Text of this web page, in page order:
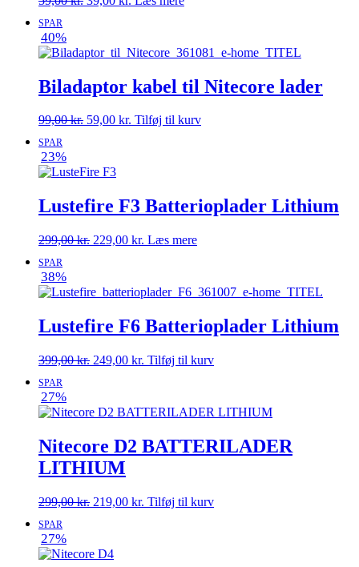
59,00 kr..39,00 kr..
SPAR
40%
Biladaptor kabel til Nitecore lader
99,00kr. Den
99,00 kr..
59,00 kr. Den
Tilføj til kurv
SPAR
23%
Lustefire F3 Batterioplader Lithium
299,00kr. Den
299,00 kr..
229,00 kr. Den
229,00 kr..
Læs mere
SPAR
38%
Lustefire F6 Batterioplader Lithium
399,00kr. Den
399,00 kr..
249,00 kr. Den
249,00 kr..
Tilføj til kurv
SPAR
27%
Nitecore D2 BATTERILADER
LITHIUM
299,00kr. Den
299,00 kr..
219,00 kr. Den
Tilføj til kurv
SPAR
27%